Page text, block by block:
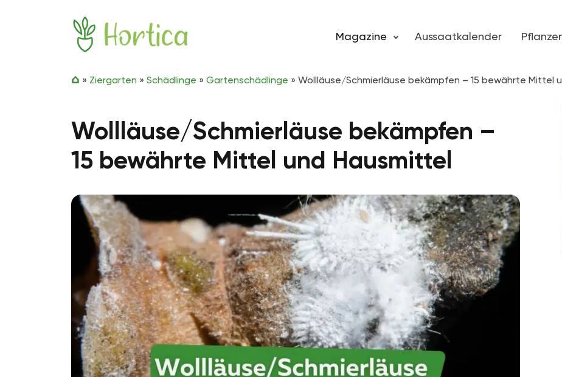
Magazine Aussaatkalender
» Ziergarten » Schädlinge » Gartenschädlinge » Wollläuse/Schmierläuse bekämpfen – 15 bewährte Mittel
Wollläuse/Schmierläuse bekämpfen –
15 bewährte Mittel und Hausmittel